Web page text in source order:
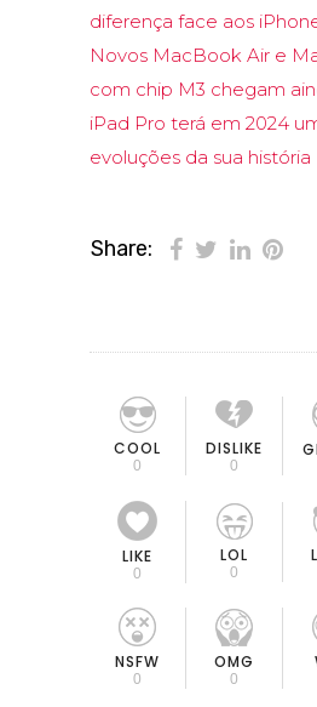
diferença face aos
Novos MacBook Air e
com chip M3 chegam
iPad Pro terá em 2024
evoluções da sua história
Share:
COOL
0
DISLIKE
0
LIKE
0
LOL
0
NSFW
0
OMG
0